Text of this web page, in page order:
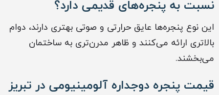
نسبت به پنجره‌های قدیمی دارد؟
این نوع پنجره‌ها عایق حرارتی و صوتی بهتری دارند، دوام
بالاتری ارائه می‌کنند و ظاهر مدرن‌تری به ساختمان
می‌بخشند.
قیمت پنجره دوجداره آلومینیومی در تبریز